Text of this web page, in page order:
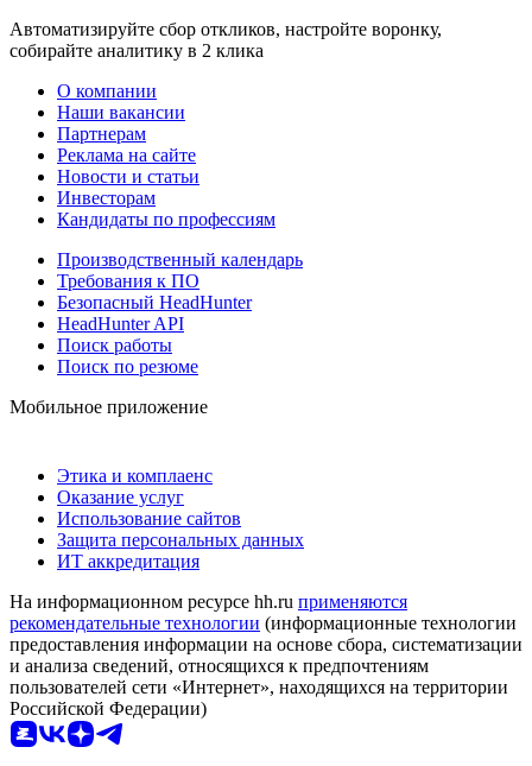
Автоматизируйте сбор откликов, настройте воронку,
собирайте аналитику в 2 клика
О компании
Наши вакансии
Партнерам
Реклама на сайте
Новости и статьи
Инвесторам
Кандидаты по профессиям
Производственный календарь
Требования к ПО
Безопасный HeadHunter
HeadHunter API
Поиск работы
Поиск по резюме
Мобильное приложение
Этика и комплаенс
Оказание услуг
Использование сайтов
Защита персональных данных
ИТ аккредитация
На информационном ресурсе hh.ru применяются
рекомендательные технологии (информационные технологии
предоставления информации на основе сбора, систематизации
и анализа сведений, относящихся к предпочтениям
пользователей сети «Интернет», находящихся на территории
Российской Федерации)